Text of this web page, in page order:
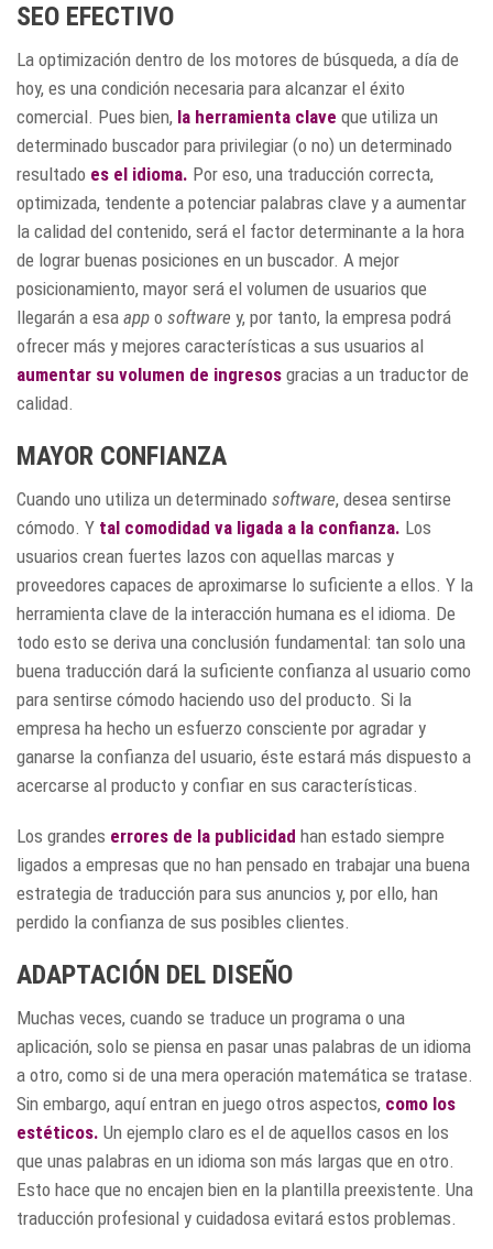
SEO EFECTIVO
La optimización dentro de los motores de búsqueda, a día de
hoy, es una condición necesaria para alcanzar el éxito
comercial. Pues bien, la herramienta clave que utiliza un
determinado buscador para privilegiar (o no) un determinado
resultado es el idioma. Por eso, una traducción correcta,
optimizada, tendente a potenciar palabras clave y a aumentar
la calidad del contenido, será el factor determinante a la hora
de lograr buenas posiciones en un buscador. A mejor
posicionamiento, mayor será el volumen de usuarios que
llegarán a esa app o software y, por tanto, la empresa podrá
ofrecer más y mejores características a sus usuarios al
aumentar su volumen de ingresos gracias a un traductor de
calidad.
MAYOR CONFIANZA
Cuando uno utiliza un determinado software, desea sentirse
cómodo. Y tal comodidad va ligada a la confianza. Los
usuarios crean fuertes lazos con aquellas marcas y
proveedores capaces de aproximarse lo suficiente a ellos. Y la
herramienta clave de la interacción humana es el idioma. De
todo esto se deriva una conclusión fundamental: tan solo una
buena traducción dará la suficiente confianza al usuario como
para sentirse cómodo haciendo uso del producto. Si la
empresa ha hecho un esfuerzo consciente por agradar y
ganarse la confianza del usuario, éste estará más dispuesto a
acercarse al producto y confiar en sus características.
Los grandes errores de la publicidad han estado siempre
ligados a empresas que no han pensado en trabajar una buena
estrategia de traducción para sus anuncios y, por ello, han
perdido la confianza de sus posibles clientes.
ADAPTACIÓN DEL DISEÑO
Muchas veces, cuando se traduce un programa o una
aplicación, solo se piensa en pasar unas palabras de un idioma
a otro, como si de una mera operación matemática se tratase.
Sin embargo, aquí entran en juego otros aspectos, como los
estéticos. Un ejemplo claro es el de aquellos casos en los
que unas palabras en un idioma son más largas que en otro.
Esto hace que no encajen bien en la plantilla preexistente. Una
traducción profesional y cuidadosa evitará estos problemas.